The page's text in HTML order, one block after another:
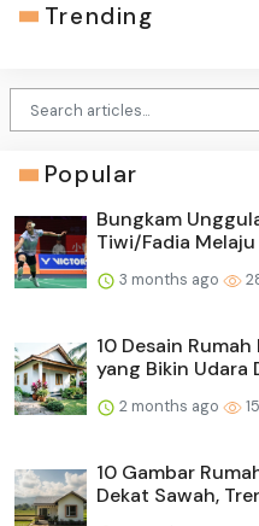
Trending
Popular
Bungkam
Tiwi/Fadia Melaju
3 months ago
10 Desain
yang Bikin Udara
2 months ago
10 Gambar
Dekat Sawah,